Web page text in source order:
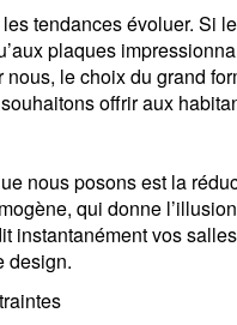
tendances évoluer. Si
plaques
le choix du grand
offrir aux
nous posons est la
qui donne
instantanément vos
design.